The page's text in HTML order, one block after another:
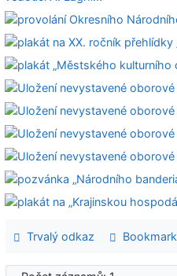
Trvalý odkaz Bookmark